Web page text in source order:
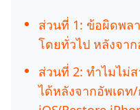
ส่วนที่ 1: ข้อผิดพล
โดยทั่วไป หลังจา
ส่วนที่ 2: ทำไมไม่
ได้หลังจากอัพเด